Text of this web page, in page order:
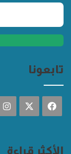
تابعونا
فيسبوك
الأكثر قراءة